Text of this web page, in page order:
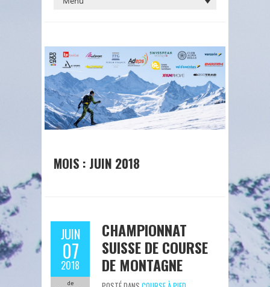
MOIS : JUIN 2018
JUIN
07
2018
de
CHAMPIONNAT
SUISSE DE COURSE
DE MONTAGNE